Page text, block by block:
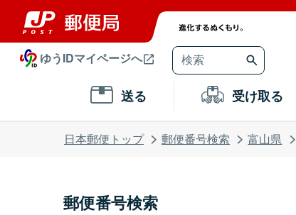
ゆうIDマイページへ
送る 受け取る
日本郵便トップ 郵便番号検索 富山県
郵便番号検索